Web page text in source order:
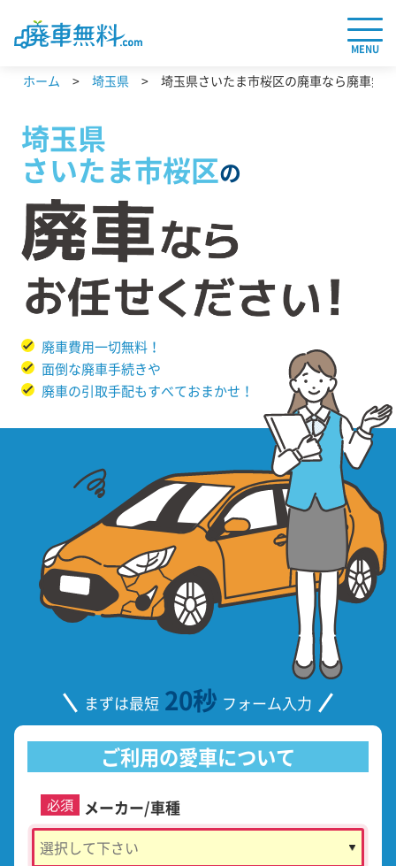
MENU
ホーム 埼玉県 埼玉県さいたま市桜区の廃車なら廃車無
埼玉県
さいたま市桜区の
廃車費用一切無料！
面倒な廃車手続きや
廃車の引取手配もすべておまかせ！
まずは最短 20秒 フォーム入力
ご利用の愛車について
メーカー/車種
必須